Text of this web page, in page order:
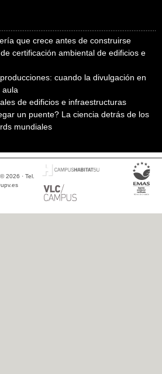
que crece antes de construirse
certificación ambiental de edificios e
cuando la divulgación en
aula
de edificios e infraestructuras
un puente? La ciencia detrás de los
mundiales
2026 · Tel.